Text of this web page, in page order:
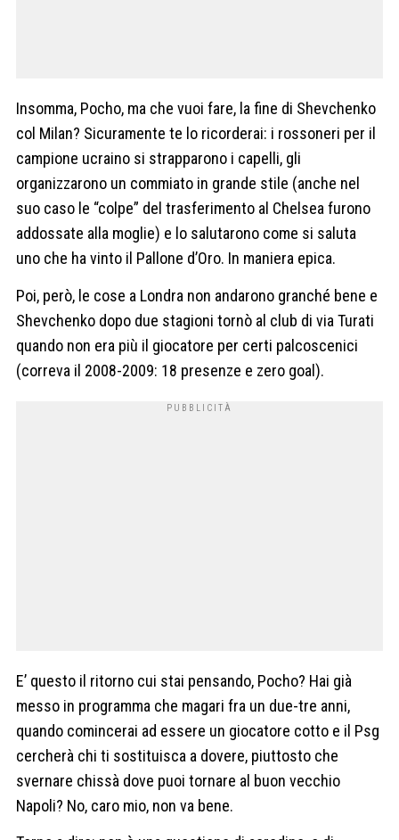
Insomma, Pocho, ma che vuoi fare, la fine di Shevchenko
col Milan? Sicuramente te lo ricorderai: i rossoneri per il
campione ucraino si strapparono i capelli, gli
organizzarono un commiato in grande stile (anche nel
suo caso le “colpe” del trasferimento al Chelsea furono
addossate alla moglie) e lo salutarono come si saluta
uno che ha vinto il Pallone d’Oro. In maniera epica.
Poi, però, le cose a Londra non andarono granché bene e
Shevchenko dopo due stagioni tornò al club di via Turati
quando non era più il giocatore per certi palcoscenici
(correva il 2008-2009: 18 presenze e zero goal).
E’ questo il ritorno cui stai pensando, Pocho? Hai già
messo in programma che magari fra un due-tre anni,
quando comincerai ad essere un giocatore cotto e il Psg
cercherà chi ti sostituisca a dovere, piuttosto che
svernare chissà dove puoi tornare al buon vecchio
Napoli? No, caro mio, non va bene.